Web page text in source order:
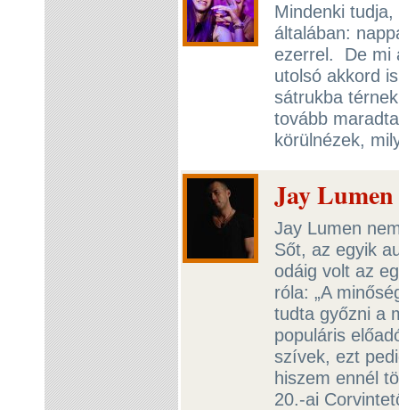
Mindenki
általában:
ezerrel. De mi
utolsó akkord
sátrukba
tovább
körülnézek,
Jay
Jay Lumen
Sőt, az egyik
odáig volt az
róla: „A
tudta győzni a
populáris
szívek, ezt
hiszem ennél
20.-ai